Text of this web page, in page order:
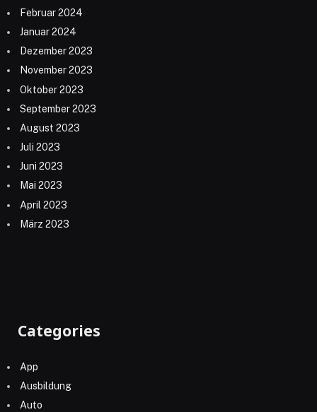
Februar 2024
Januar 2024
Dezember 2023
November 2023
Oktober 2023
September 2023
August 2023
Juli 2023
Juni 2023
Mai 2023
April 2023
März 2023
Categories
App
Ausbildung
Auto